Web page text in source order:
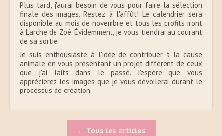
Plus tard, j'aurai besoin de vous pour faire la sélection
finale des images. Restez à l'affût! Le calendrier sera
disponible au mois de novembre et tous les profits iront
à L'arche de Zoé. Évidemment, je vous tiendrai au courant
de sa sortie.
Je suis enthousiaste à l'idée de contribuer à la cause
animale en vous présentant un projet différent de ceux
que j'ai faits dans le passé. J'espère que vous
apprécierez les images que je vous dévoilerai durant le
processus de création.
← Tous les articles